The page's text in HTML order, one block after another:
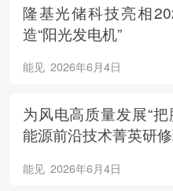
隆基光储科技亮相
造“阳光发电机”
能见 2026年6月4日
为风电高质量发展“
能源前沿技术菁英研
能见 2026年6月4日